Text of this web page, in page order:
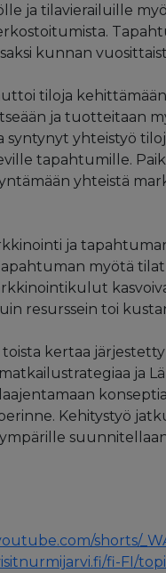
ja tilavierailuille
kunnan
tiloja
ja tuotteitaan
syntynyt yhteistyö
tapahtumille.
yhteistä
ja
myötä
resurssein toi
kertaa
ja
Kehitystyö
shorts/
fi-FI/